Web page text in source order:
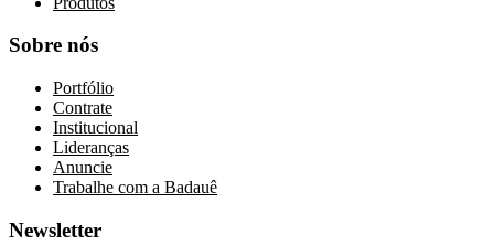
Sobre nós
Portfólio
Contrate
Institucional
Lideranças
Anuncie
Trabalhe com a Badauê
Newsletter